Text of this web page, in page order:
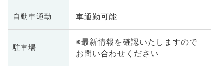
自動車通勤 車通勤可能
駐車場
※最新情報を確認いたしますので
お問い合わせください